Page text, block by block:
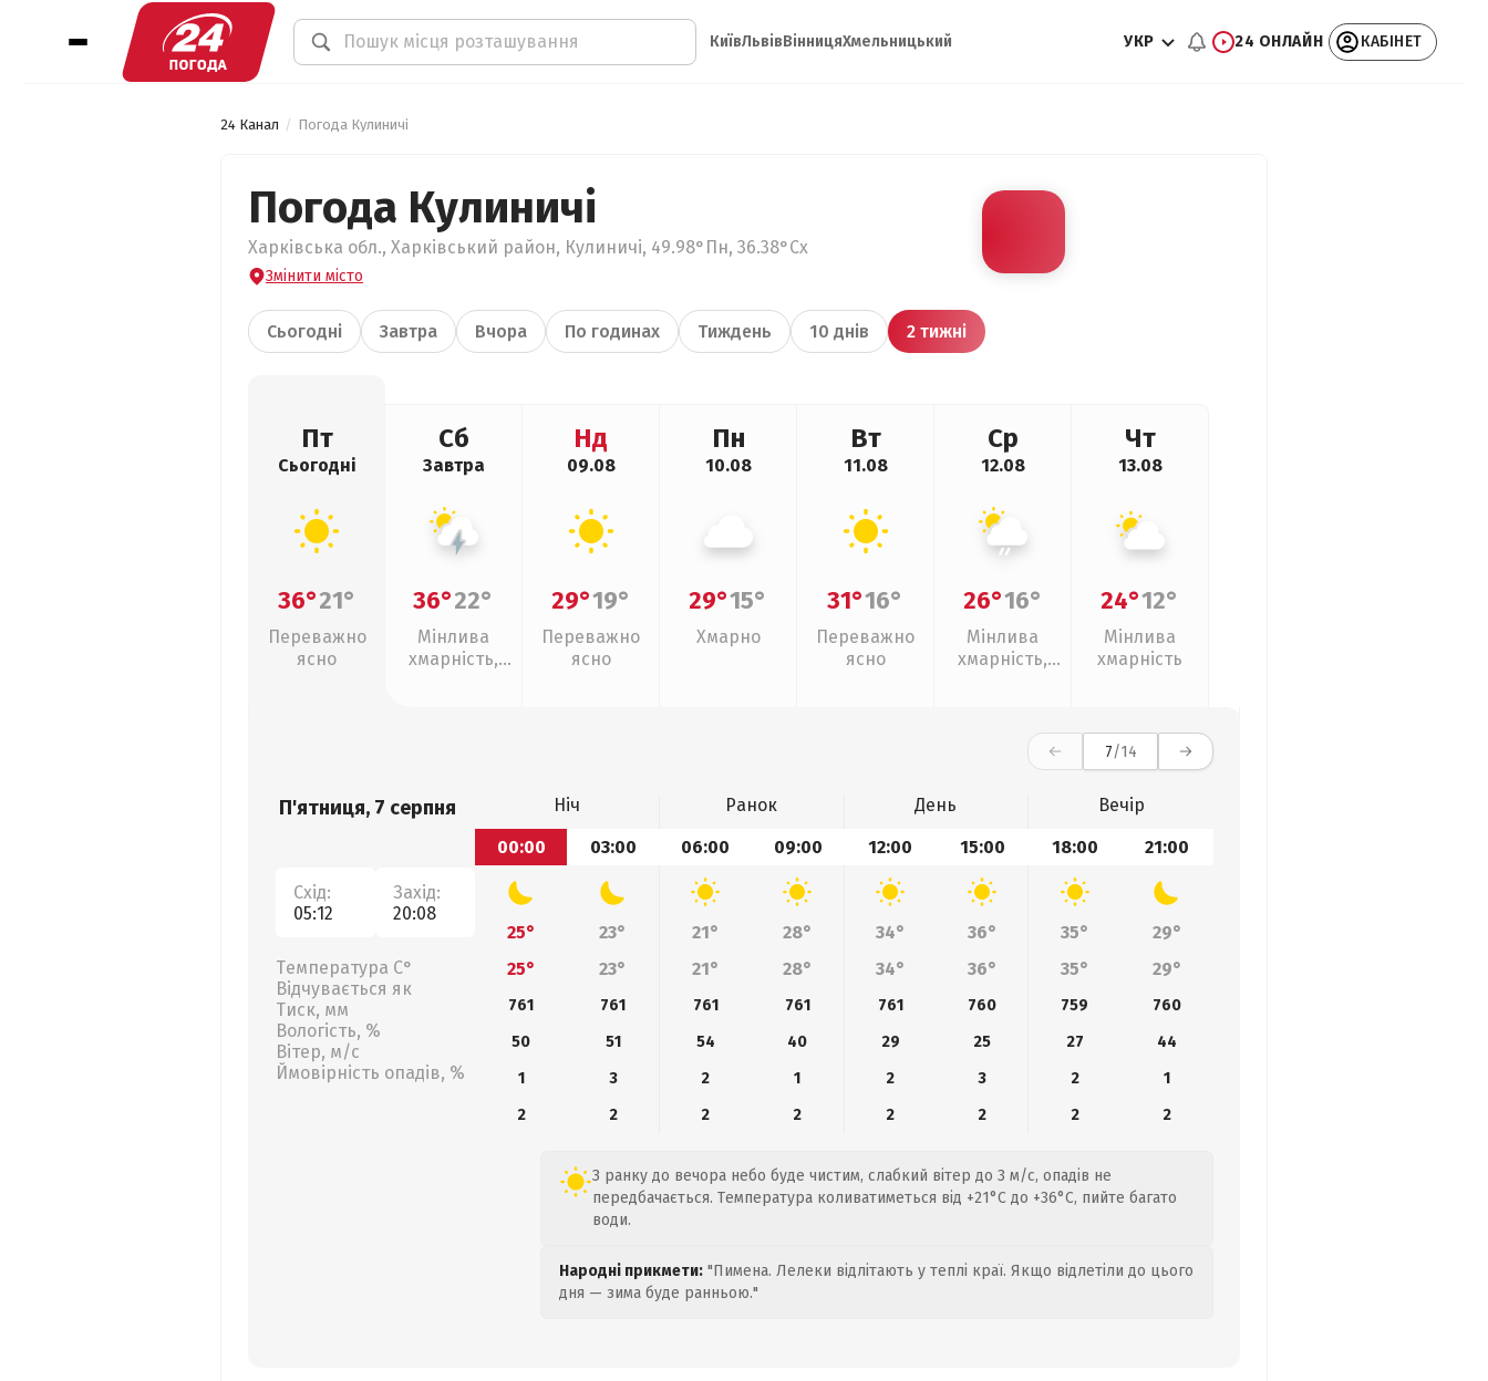
КиївЛьвівВінницяХмельницький УКР 24 ОНЛАЙН КАБІНЕТ
24 Канал Погода Кулиничі
Погода Кулиничі
Харківська обл., Харківський район, Кулиничі, 49.98°Пн, 36.38°Сх
Змінити місто
Сьогодні Завтра Вчора По годинах Тиждень 10 днів 2 тижні
Пт
Сьогодні
36°21°
Переважно
ясно
Сб
Завтра
36°22°
Мінлива
хмарність,
Нд
09.08
29°19°
Переважно
ясно
Пн
10.08
29°15°
Хмарно
Вт
11.08
31°16°
Переважно
ясно
Ср
12.08
26°16°
Мінлива
хмарність,
Чт
13.08
24°12°
Мінлива
хмарність
7/14
П'ятниця, 7 серпня
Схід:
05:12
Захід:
20:08
Температура С°
Відчувається як
Тиск, мм
Вологість, %
Вітер, м/с
Ймовірність опадів, %
Ніч Ранок День
Вечір
00:00
03:00 06:00 09:00 12:00 15:00 18:00 21:00
25° 23° 21° 28° 34° 36° 35°
29°
25°
23° 21° 28° 34° 36° 35° 29°
761 761 761 761 761 760 759
760
50
51 54 40 29 25 27
44
1
3 2 1 2 3 2
1
2
2 2 2 2 2 2 2
З ранку до вечора небо буде чистим, слабкий вітер до 3 м/с, опадів не
передбачається. Температура коливатиметься від +21°C до +36°C, пийте багато
води.
Народні прикмети: "Пимена. Лелеки відлітають у теплі краї. Якщо відлетіли до цього
дня — зима буде ранньою."